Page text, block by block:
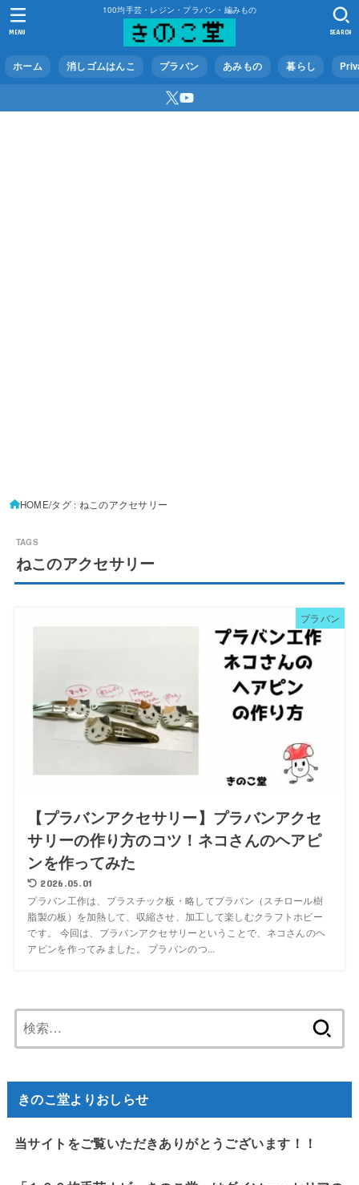
100均手芸・レジン・プラバン・編みもの
ホーム 消しゴムはんこ プラバン あみもの 暮らし
SEARCH
MENU
HOME タグ : ねこのアクセサリー
ねこのアクセサリー
プラバン
【プラバンアクセサリー】プラバンアクセ
サリーの作り方のコツ！ネコさんのヘアピ
ンを作ってみた
2026.05.01
プラバン工作は、プラスチック板・略してプラバン（スチロール樹
脂製の板）を加熱して、収縮させ、加工して楽しむクラフトホビー
です。 今回は、プラバンアクセサリーということで、ネコさんのヘ
アピンを作ってみました。 プラバンのつ...
索:
きのこ堂よりおしらせ
当サイトをご覧いただきありがとうございます！！